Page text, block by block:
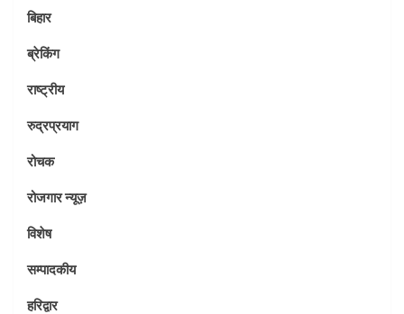
बिहार
ब्रेकिंग
राष्ट्रीय
रुद्रप्रयाग
रोचक
रोजगार न्यूज़
विशेष
सम्पादकीय
हरिद्वार